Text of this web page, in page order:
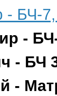
- БЧ-
-
- БЧ
-